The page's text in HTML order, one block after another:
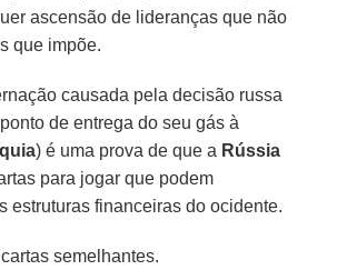
ascensão de lideranças que não
que impõe.
causada pela decisão russa
de entrega do seu gás à
) é uma prova de que a Rússia
para jogar que podem
estruturas financeiras do ocidente.
semelhantes.